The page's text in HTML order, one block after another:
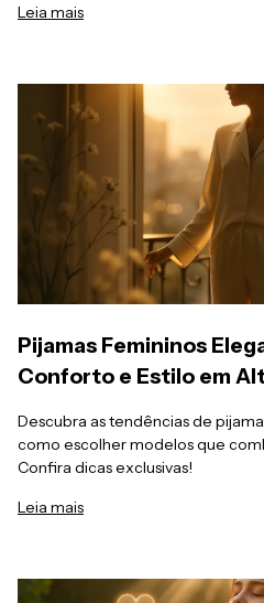
Leia mais
Pijamas Femininos
Conforto e Estilo em
Descubra as tendências de
como escolher modelos que
Confira dicas exclusivas!
Leia mais